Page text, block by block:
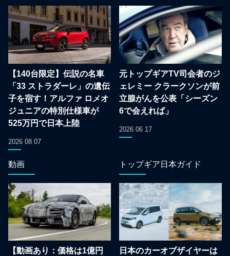
【140台限定】伝説の名車
「33 ストラダーレ」の遺伝
子を宿す！アルファ ロメオ
ジュニアの特別仕様車が
525万円で日本上陸
2026 08 07
元トップギアTV司会者のジ
ェレミー クラークソンが前
立腺がんを公表「シーズン
6で会えれば」
2026 06 17
動画
【動画あり：価格は1億円
トップギア日本ガイド
日本のカーオブザイヤーは